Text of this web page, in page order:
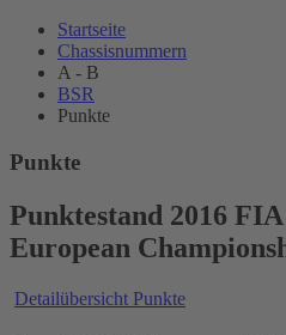
Startseite
Chassisnummern
A - B
BSR
Punkte
Punkte
Punktestand 2016
European
Detailübersicht Punkte